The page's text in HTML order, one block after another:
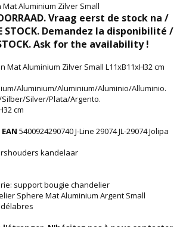
Aluminium Zilver Small
Vraag eerst de stock na /
STOCK. Demandez la disponibilité /
Ask for the availability !
Mat Aluminium Zilver Small L11xB11xH32 cm
Aluminium/Aluminium/Aluminio/Alluminio.
Silver/Plata/Argento.
cm
5400924290740 J-Line 29074 JL-29074 Jolipa
kandelaar
support bougie chandelier
Sphere Mat Aluminium Argent Small